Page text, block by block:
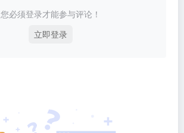
您必须登录才能参与评论！
立即登录